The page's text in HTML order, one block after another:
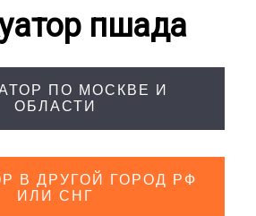
пшада
ПО МОСКВЕ И
ОБЛАСТИ
В ДРУГОЙ ГОРОД РФ
ИЛИ СНГ